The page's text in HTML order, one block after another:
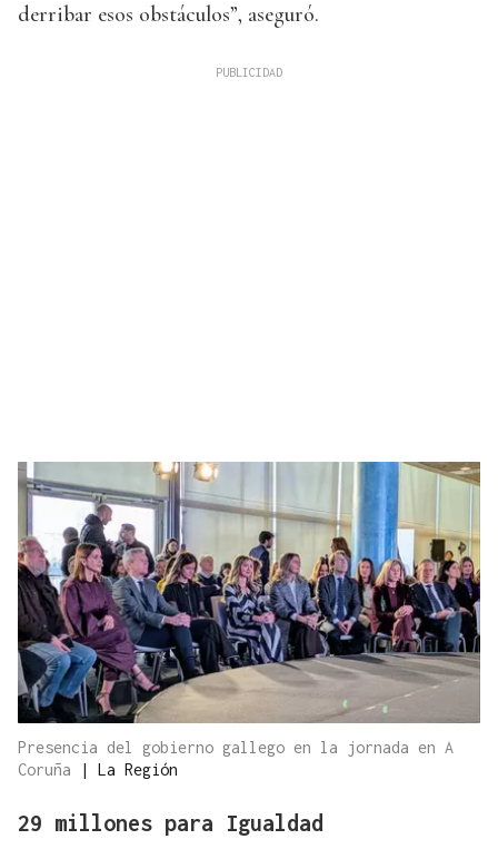
derribar esos obstáculos”, aseguró.
Presencia del gobierno gallego en la jornada en A
Coruña
| La Región
29 millones para Igualdad